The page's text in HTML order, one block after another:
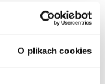
O plikach cookies